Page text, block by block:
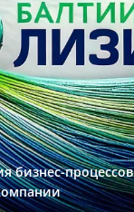
бизнес-процессов